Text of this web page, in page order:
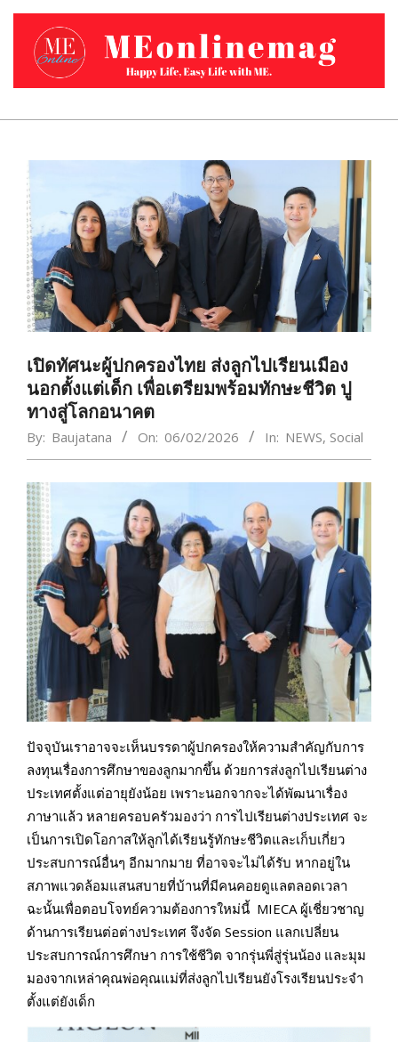
Skip
content
Primary
เปิดทัศนะผู้ปกครองไทย ส่งลูกไปเรียนเมือง
นอกตั้งแต่เด็ก เพื่อเตรียมพร้อมทักษะชีวิต ปู
ทางสู่โลกอนาคต
By: Baujatana On: 06/02/2026 In: NEWS, Social
ปัจจุบันเราอาจจะเห็นบรรดาผู้ปกครองให้ความสำคัญกับการ
ลงทุนเรื่องการศึกษาของลูกมากขึ้น ด้วยการส่งลูกไปเรียนต่าง
ประเทศตั้งแต่อายุยังน้อย เพราะนอกจากจะได้พัฒนาเรื่อง
ภาษาแล้ว หลายครอบครัวมองว่า การไปเรียนต่างประเทศ จะ
เป็นการเปิดโอกาสให้ลูกได้เรียนรู้ทักษะชีวิตและเก็บเกี่ยว
ประสบการณ์อื่นๆ อีกมากมาย ที่อาจจะไม่ได้รับ หากอยู่ใน
สภาพแวดล้อมแสนสบายที่บ้านที่มีคนคอยดูแลตลอดเวลา
ฉะนั้นเพื่อตอบโจทย์ความต้องการใหม่นี้ MIECA ผู้เชี่ยวชาญ
ด้านการเรียนต่อต่างประเทศ จึงจัด Session แลกเปลี่ยน
ประสบการณ์การศึกษา การใช้ชีวิต จากรุ่นพี่สู่รุ่นน้อง และมุม
มองจากเหล่าคุณพ่อคุณแม่ที่ส่งลูกไปเรียนยังโรงเรียนประจำ
ตั้งแต่ยังเด็ก